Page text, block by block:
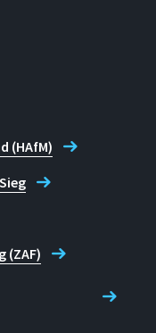
(HAfM)
(ZAF)